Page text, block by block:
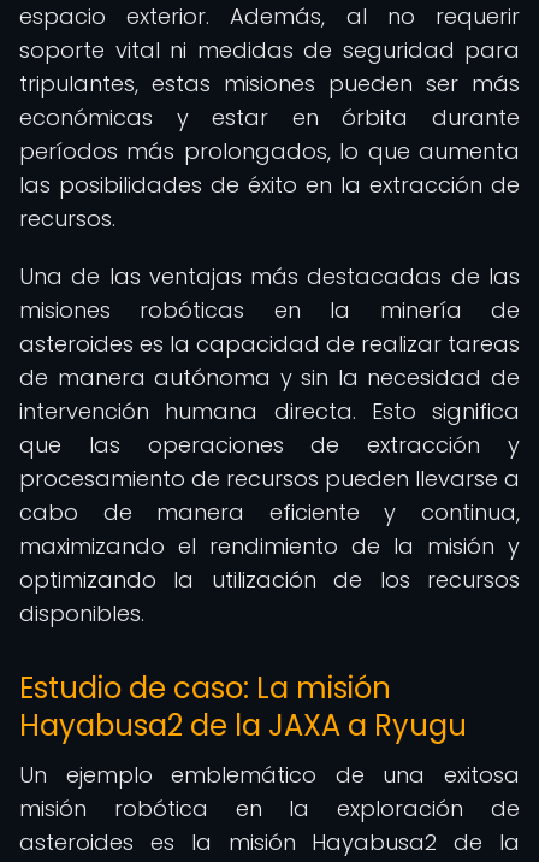
espacio exterior. Además, al no requerir
soporte vital ni medidas de seguridad para
tripulantes, estas misiones pueden ser más
económicas y estar en órbita durante
períodos más prolongados, lo que aumenta
las posibilidades de éxito en la extracción de
recursos.
Una de las ventajas más destacadas de las
misiones robóticas en la minería de
asteroides es la capacidad de realizar tareas
de manera autónoma y sin la necesidad de
intervención humana directa. Esto significa
que las operaciones de extracción y
procesamiento de recursos pueden llevarse a
cabo de manera eficiente y continua,
maximizando el rendimiento de la misión y
optimizando la utilización de los recursos
disponibles.
Estudio de caso: La misión
Hayabusa2 de la JAXA a Ryugu
Un ejemplo emblemático de una exitosa
misión robótica en la exploración de
asteroides es la misión Hayabusa2 de la